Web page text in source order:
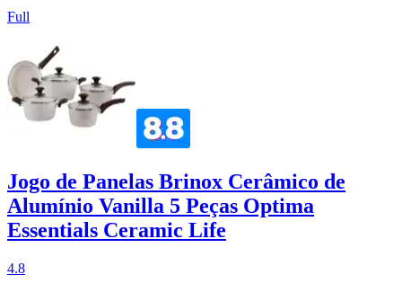
Full
Jogo de Panelas Brinox Cerâmico de
Alumínio Vanilla 5 Peças Optima
Essentials Ceramic Life
4.8